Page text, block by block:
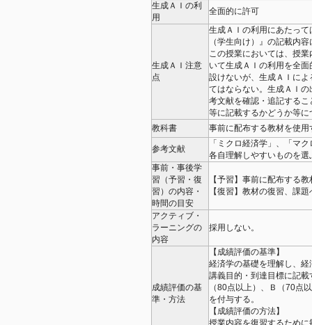
生成ＡＩの利
用
全面的に許可
生成ＡＩ注意
点
生成ＡＩの利用にあたっ
（学生向け）』の記載内
この授業においては、授
いて生成ＡＩの利用を全
設けないが、生成ＡＩに
てはならない。生成ＡＩ
考文献を確認・追記する
等に記載するかどうか等
教科書
事前に配布する教材を使用
参考文献
「ミクロ経済学」、「マ
各自理解しやすいものを
事前・事後学
習（予習・復
習）の内容・
時間の目安
【予習】事前に配布する
【復習】教材の復習、課
アクティブ・
ラーニングの
内容
採用しない。
成績評価の基
準・方法
【成績評価の基準】
経済学の基礎を理解し、
講義目的・到達目標に記
（80点以上）、Ｂ（70点
を付与する。
【成績評価の方法】
授業内容を復習するため